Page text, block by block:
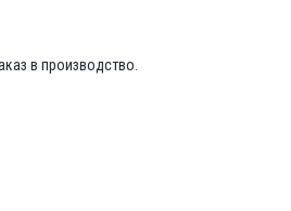
в производство.